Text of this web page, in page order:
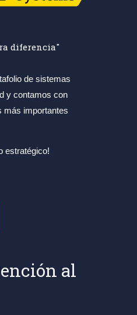
diferencia"
de sistemas
y contamos con
más importantes
estratégico!
al